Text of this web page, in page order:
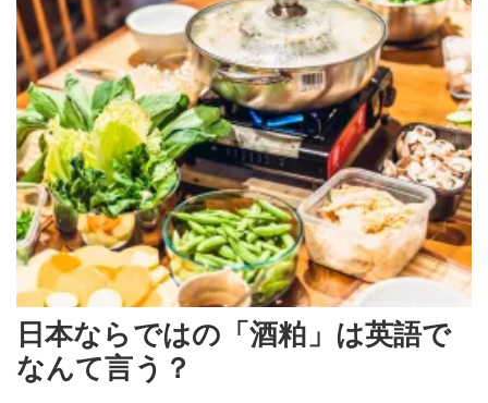
日本ならではの「酒粕」は英語で
なんて言う？